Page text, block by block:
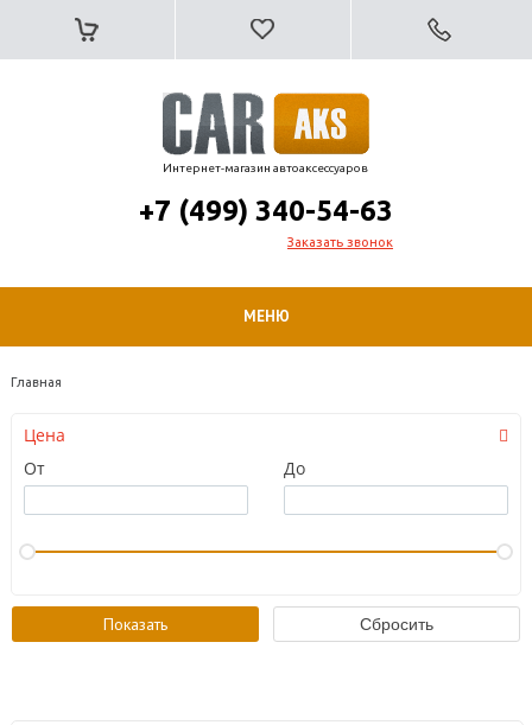
Интернет-магазин автоаксессуаров
+7 (499) 340-54-63
Заказать звонок
МЕНЮ
Главная
Цена
От
До